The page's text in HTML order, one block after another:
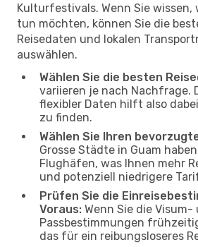
Kulturfestivals. Wenn Sie wissen,
tun möchten, können Sie die
Reisedaten und lokalen
auswählen.
Wählen Sie die besten
variieren je nach Nachfrage.
flexibler Daten hilft also
zu finden.
Wählen Sie Ihren
Grosse Städte in Guam
Flughäfen, was Ihnen mehr
und potenziell niedrigere
Prüfen Sie die
Voraus: Wenn Sie die Visum-
Passbestimmungen
das für ein reibungsloseres